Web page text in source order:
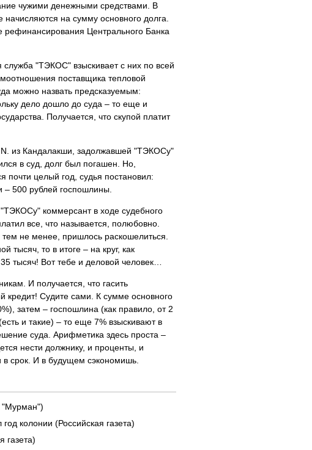
чужими денежными средствами. В
начисляются на сумму основного долга.
рефинансирования Центрального Банка
служба "ТЭКОС" взыскивает с них по всей
поставщика тепловой
можно назвать предсказуемым:
дело дошло до суда – то еще и
Получается, что скупой платит
из Кандалакши, задолжавшей "ТЭКОСу"
в суд, долг был погашен. Но,
почти целый год, судья постановил:
– 500 рублей госпошлины.
коммерсант в ходе судебного
все, что называется, полюбовно.
не менее, пришлось раскошелиться.
тысяч, то в итоге – на круг, как
тысяч! Вот тебе и деловой человек…
И получается, что гасить
кредит! Судите сами. К сумме основного
затем – госпошлина (как правило, от 2
и такие) – то еще 7% взыскивают в
суда. Арифметика здесь проста –
нести должнику, и проценты, и
срок. И в будущем сэкономишь.
"Мурман")
колонии (Российская газета)
газета)